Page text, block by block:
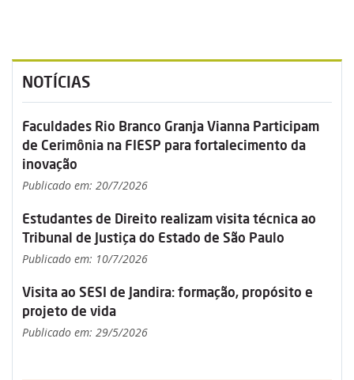
NOTÍCIAS
Faculdades Rio Branco Granja Vianna Participam
de Cerimônia na FIESP para fortalecimento da
inovação
Publicado em: 20/7/2026
Estudantes de Direito realizam visita técnica ao
Tribunal de Justiça do Estado de São Paulo
Publicado em: 10/7/2026
Visita ao SESI de Jandira: formação, propósito e
projeto de vida
Publicado em: 29/5/2026